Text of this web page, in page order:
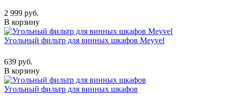
2 999 руб.
В корзину
Угольный фильтр для винных шкафов Meyvel
639 руб.
В корзину
Угольный фильтр для винных шкафов